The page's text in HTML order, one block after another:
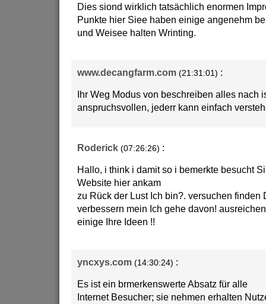
Dies siond wirklich tatsächlich enormen
Punkte hier Siee haben einige angenehm
und Weisee halten Wrinting.
www.decangfarm.com (21:31:01) :
Ihr Weg Modus von beschreiben alles nach
anspruchsvollen, jederr kann einfach
Roderick (07:26:26) :
Hallo, i think i damit so i bemerkte besucht
Website hier ankam
zu Rück der Lust Ich bin?. versuchen finden
verbessern mein Ich gehe davon!
einige Ihre Ideen !!
yncxys.com (14:30:24) :
Es ist ein brmerkenswerte Absatz für alle
Internet Besucher; sie nehmen erhalten